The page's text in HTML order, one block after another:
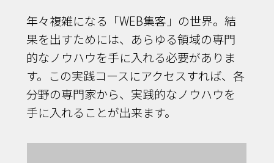
年々複雑になる「WEB集客」の世界。結
果を出すためには、あらゆる領域の専門
的なノウハウを手に入れる必要がありま
す。この実践コースにアクセスすれば、各
分野の専門家から、実践的なノウハウを
手に入れることが出来ます。